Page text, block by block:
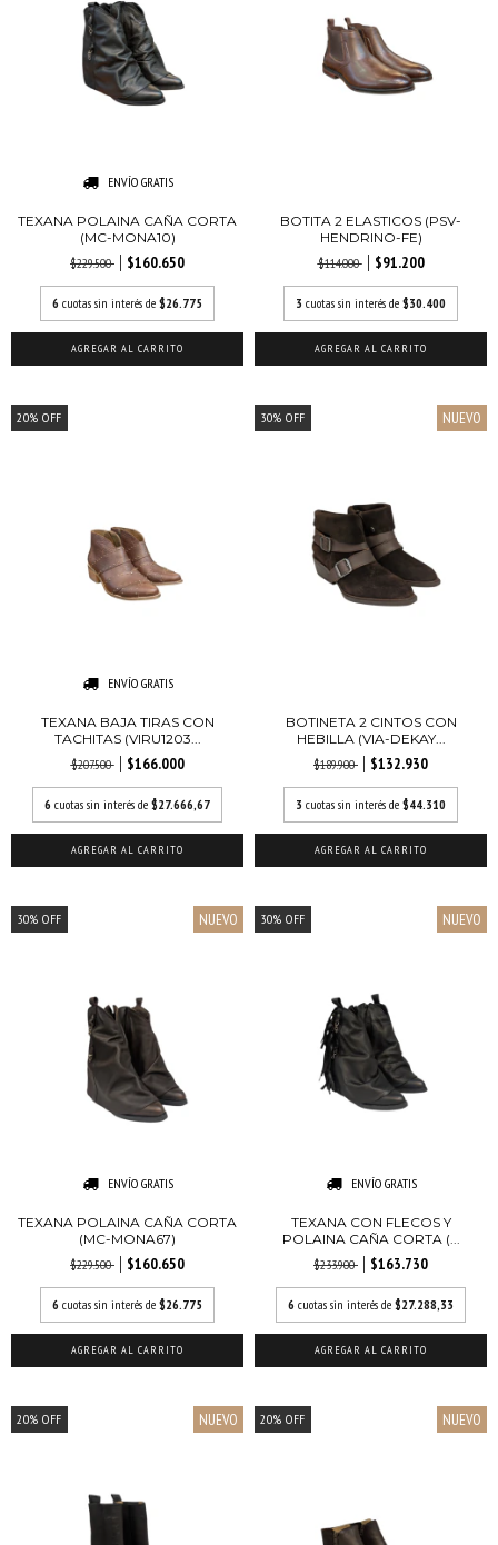
ENVÍO GRATIS
TEXANA POLAINA CAÑA CORTA
(MC-MONA10)
$229.500
$160.650
6 cuotas sin interés de $26.775
AGREGAR AL CARRITO
BOTITA 2 ELASTICOS (PSV-
HENDRINO-FE)
$114.000
$91.200
3 cuotas sin interés de $30.400
AGREGAR AL CARRITO
20% OFF
ENVÍO GRATIS
TEXANA BAJA TIRAS CON
TACHITAS (VIRU1203...
$207.500
$166.000
6 cuotas sin interés de $27.666,67
AGREGAR AL CARRITO
30% OFF NUEVO
BOTINETA 2 CINTOS CON
HEBILLA (VIA-DEKAY...
$189.900
$132.930
3 cuotas sin interés de $44.310
AGREGAR AL CARRITO
30% OFF
ENVÍO GRATIS
NUEVO
TEXANA POLAINA CAÑA CORTA
(MC-MONA67)
$229.500
$160.650
6 cuotas sin interés de $26.775
AGREGAR AL CARRITO
30% OFF
ENVÍO GRATIS
NUEVO
TEXANA CON FLECOS Y
POLAINA CAÑA CORTA (...
$233.900
$163.730
6 cuotas sin interés de $27.288,33
AGREGAR AL CARRITO
20% OFF NUEVO 20% OFF NUEVO